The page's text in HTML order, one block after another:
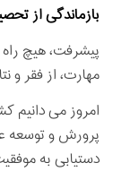
بازماندگی از
پیشرفت، هیچ
مهارت، از فقر و
امروز می دانیم
پرورش و توسعه
دستیابی به